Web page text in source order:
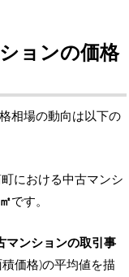
ョンの価格
相場の動向は以下の
における中古マンシ
です。
マンションの取引事
価格)の平均値を描